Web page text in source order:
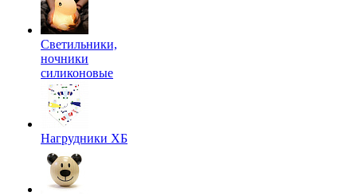
Светильники,
ночники
силиконовые
Нагрудники ХБ